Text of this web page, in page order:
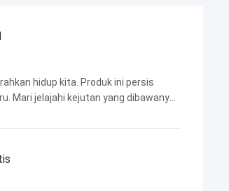
hidup kita. Produk ini persis
Mari jelajahi kejutan yang dibawanya!